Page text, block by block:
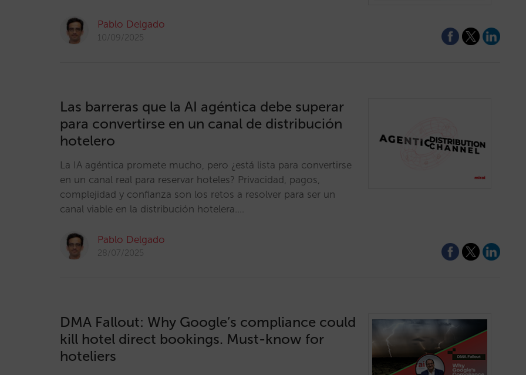
Pablo Delgado
10/09/2025
Las barreras que la AI agéntica debe superar
para convertirse en un canal de distribución
hotelero
La IA agéntica promete mucho, pero ¿está lista para convertirse
en un canal real para reservar hoteles? Privacidad, pagos,
complejidad y confianza son los retos a resolver para ser un
canal viable en la distribución hotelera.…
Pablo Delgado
28/07/2025
DMA Fallout: Why Google’s compliance could
kill hotel direct bookings. Must-know for
hoteliers